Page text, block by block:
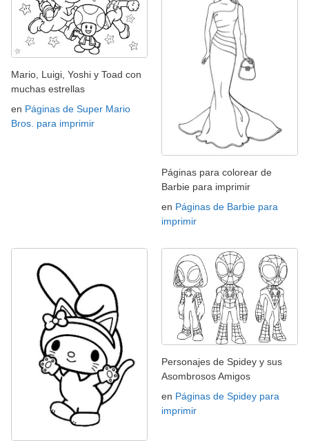
Mario, Luigi, Yoshi y Toad con
muchas estrellas
en Páginas de Super Mario
Bros. para imprimir
Páginas para colorear de
Barbie para imprimir
en Páginas de Barbie para
imprimir
Personajes de Spidey y sus
Asombrosos Amigos
en Páginas de Spidey para
imprimir